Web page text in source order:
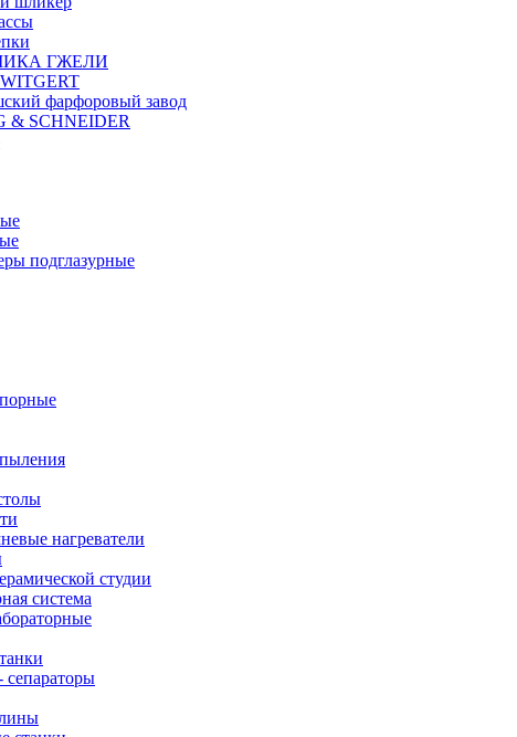
ГЖЕЛИ
фарфоровый завод
& SCHNEIDER
подглазурные
нагреватели
студии
система